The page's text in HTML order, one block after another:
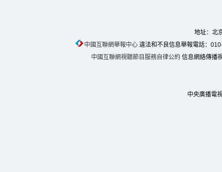
地址：北
中國互聯網舉報中心違法和不良信息舉報電話：
中國互聯網視聽節目服務自律公約 信息網絡傳播
中央廣播電